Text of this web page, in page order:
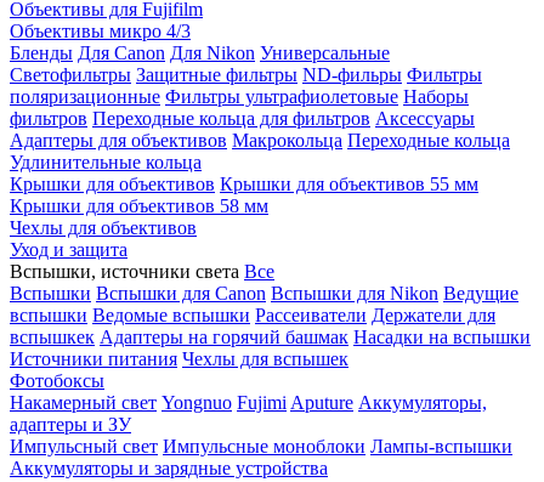
Объективы для Fujifilm
Объективы микро 4/3
Бленды Для Canon Для Nikon Универсальные
Светофильтры Защитные фильтры ND-фильры Фильтры
поляризационные Фильтры ультрафиолетовые Наборы
фильтров Переходные кольца для фильтров Аксессуары
Адаптеры для объективов Макрокольца Переходные кольца
Удлинительные кольца
Крышки для объективов Крышки для объективов 55 мм
Крышки для объективов 58 мм
Чехлы для объективов
Уход и защита
Вспышки, источники света Все
Вспышки Вспышки для Canon Вспышки для Nikon Ведущие
вспышки Ведомые вспышки Рассеиватели Держатели для
вспышкек Адаптеры на горячий башмак Насадки на вспышки
Источники питания Чехлы для вспышек
Фотобоксы
Накамерный свет Yongnuo Fujimi Aputure Аккумуляторы,
адаптеры и ЗУ
Импульсный свет Импульсные моноблоки Лампы-вспышки
Аккумуляторы и зарядные устройства